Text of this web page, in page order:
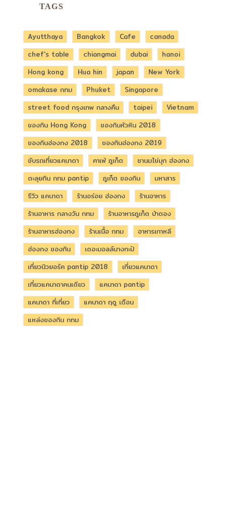
TAGS
Ayutthaya Bangkok Cafe
canada
chef's table
chiangmai dubai
hanoi
Hong kong
Hua hin japan
New York
omakase กทม
Phuket
Singapore
street food กรุงเทพ กลางคืน
taipei
Vietnam
ของกิน Hong Kong
ของกินหัวหิน 2018
ของกินฮ่องกง 2018
ของกินฮ่องกง 2019
ขับรถเที่ยวแคนาดา
คาเฟ่ ภูเก็ต
ชานมไข่มุก ฮ่องกง
ตะลุยกิน กทม pantip
ภูเก็ต ของกิน
มหาสาร
รีวิว แคนาดา
ร้านอร่อย ฮ่องกง
ร้านอาหาร
ร้านอาหาร กลางวัน กทม
ร้านอาหารภูเก็ต ป่าตอง
ร้านอาหารฮ่องกง
ร้านเนื้อ กทม
อาหารเกาหลี
ฮ่องกง ของกิน
เดอะมอลล์บางกะปิ
เที่ยวนิวยอร์ค pantip 2018
เที่ยวแคนาดา
เที่ยวแคนาดาคนเดียว
แคนาดา pantip
แคนาดา ที่เที่ยว
แคนาดา ฤดู เดือน
แหล่งของกิน กทม